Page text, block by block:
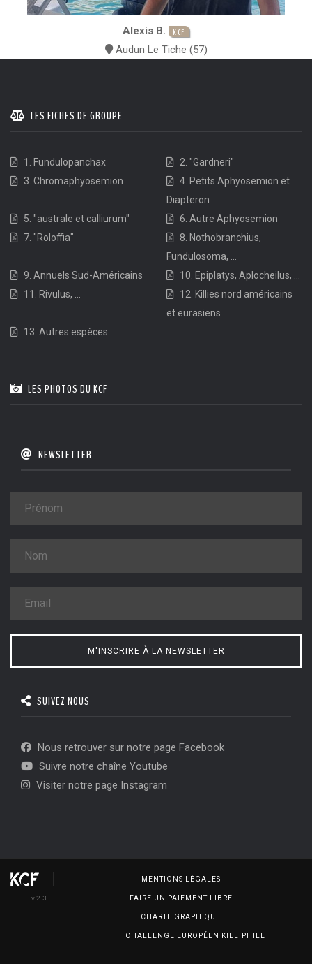
Alexis B. KCF
Audun Le Tiche (57)
LES FICHES DE GROUPE
1. Fundulopanchax
2. "Gardneri"
3. Chromaphyosemion
4. Petits Aphyosemion et
Diapteron
5. "australe et calliurum"
6. Autre Aphyosemion
7. "Roloffia"
8. Nothobranchius,
Fundulosoma, ...
9. Annuels Sud-Américains
10. Epiplatys, Aplocheilus, ...
11. Rivulus, ...
12. Killies nord américains
et eurasiens
13. Autres espèces
LES PHOTOS DU KCF
NEWSLETTER
M'INSCRIRE À LA NEWSLETTER
SUIVEZ NOUS
Nous retrouver sur notre page Facebook
Suivre notre chaîne Youtube
Visiter notre page Instagram
v 2.3
MENTIONS LÉGALES
FAIRE UN PAIEMENT LIBRE
CHARTE GRAPHIQUE
CHALLENGE EUROPÉEN KILLIPHILE